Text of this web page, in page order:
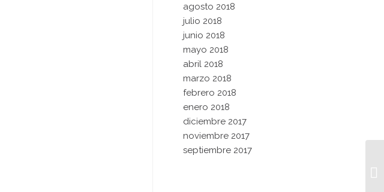
agosto 2018
julio 2018
junio 2018
mayo 2018
abril 2018
marzo 2018
febrero 2018
enero 2018
diciembre 2017
noviembre 2017
septiembre 2017